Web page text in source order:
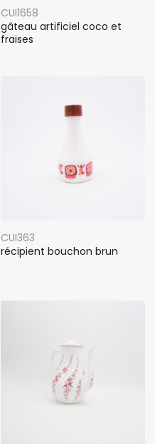
CUI1658
gâteau artificiel coco et
fraises
CUI363
récipient bouchon brun